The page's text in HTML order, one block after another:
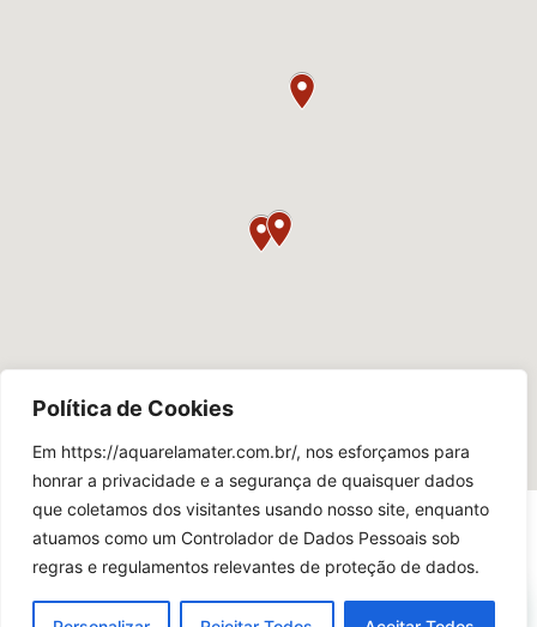
Política de Cookies
Em https://aquarelamater.com.br/, nos esforçamos para
honrar a privacidade e a segurança de quaisquer dados
que coletamos dos visitantes usando nosso site, enquanto
atuamos como um Controlador de Dados Pessoais sob
regras e regulamentos relevantes de proteção de dados.